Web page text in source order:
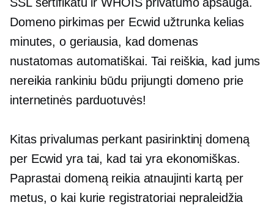
Domeno pirkimas per Ecwid užtrunka kelias
minutes, o geriausia, kad domenas
nustatomas automatiškai. Tai reiškia, kad jums
nereikia rankiniu būdu prijungti domeno prie
internetinės parduotuvės!
Kitas privalumas perkant pasirinktinį domeną
per Ecwid yra tai, kad tai yra ekonomiškas.
Paprastai domeną reikia atnaujinti kartą per
metus, o kai kurie registratoriai nepraleidžia